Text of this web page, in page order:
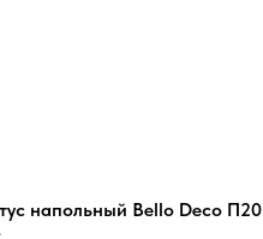
напольный Bello Deco П20